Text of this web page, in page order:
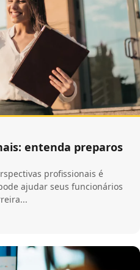
entenda preparos
profissionais é
ajudar seus funcionários